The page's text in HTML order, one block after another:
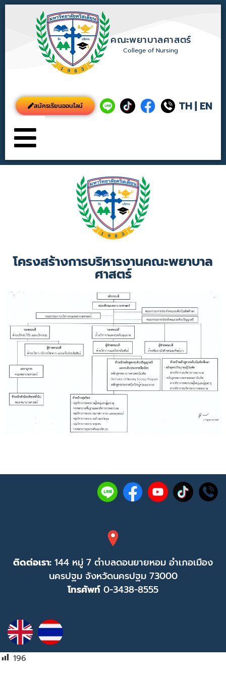
คณะพยาบาลศาสตร์
College of Nursing
สมัครเรียนออนไลน์ TH| EN
โครงสร้างการบริหารงานคณะพยาบาล
ศาสตร์
ติดต่อเรา: 144 หมู่ 7 ตำบลดอนยายหอม อำเภอเมือง
นครปฐม จังหวัดนครปฐม 73000
โทรศัพท์ 0-3438-8555
196